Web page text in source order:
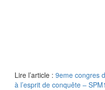
Lire l’article : 9eme congres
à l’esprit de conquête –